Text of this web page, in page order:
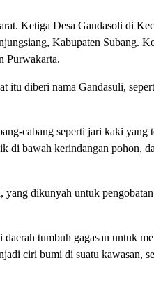
Ketiga Desa Gandasoli di
Kabupaten Subang.
Purwakarta.
itu diberi nama Gandasuli,
cabang seperti jari kaki yang
di bawah kerindangan pohon,
dikunyah untuk
tumbuh gagasan untuk
ciri bumi di suatu kawasan,